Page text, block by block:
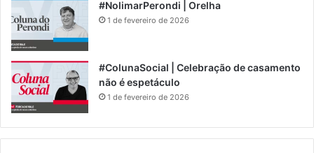
#NolimarPerondi | Orelha
1 de fevereiro de 2026
#ColunaSocial | Celebração de casamento
não é espetáculo
1 de fevereiro de 2026